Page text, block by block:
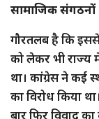
सामाजिक संगठनों
गौरतलब है कि
को लेकर भी राज्य
था। कांग्रेस ने कई
का विरोध किया
बार फिर विवाद